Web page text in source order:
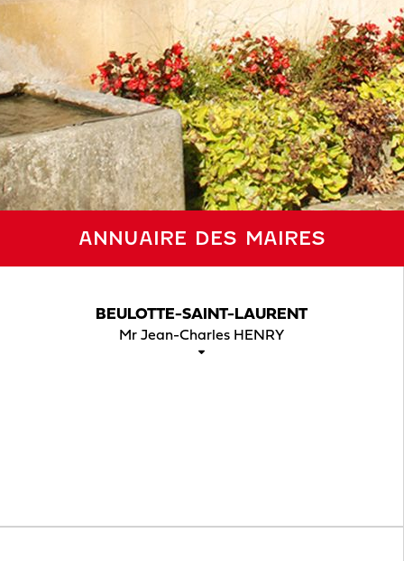
ANNUAIRE DES MAIRES
BEULOTTE-SAINT-LAURENT
Mr Jean-Charles HENRY